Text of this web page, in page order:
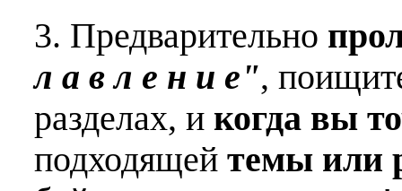
3. Предварительно
л а в л е н и е",
разделах, и когда вы
подходящей темы или